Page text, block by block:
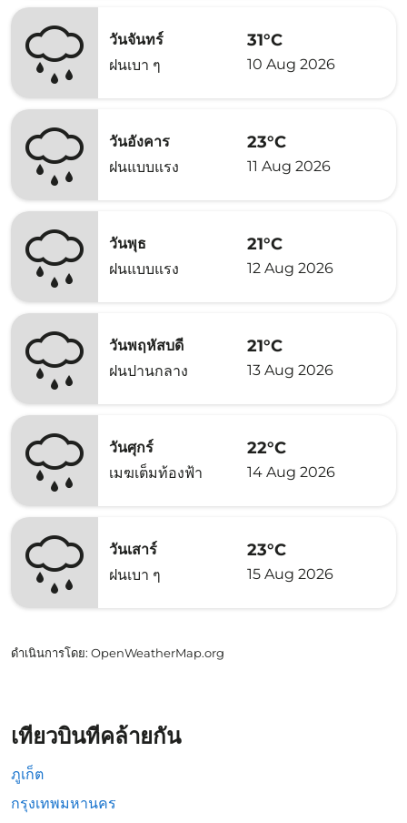
วันจันทร์
ฝนเบา ๆ
31°C
10 Aug 2026
วันอังคาร
ฝนแบบแรง
23°C
11 Aug 2026
วันพุธ
ฝนแบบแรง
21°C
12 Aug 2026
วันพฤหัสบดี
ฝนปานกลาง
21°C
13 Aug 2026
วันศุกร์
เมฆเต็มท้องฟ้า
22°C
14 Aug 2026
วันเสาร์
ฝนเบา ๆ
23°C
15 Aug 2026
ดำเนินการโดย: OpenWeatherMap.org
เที่ยวบินที่คล้ายกัน
ภูเก็ต
กรุงเทพมหานคร